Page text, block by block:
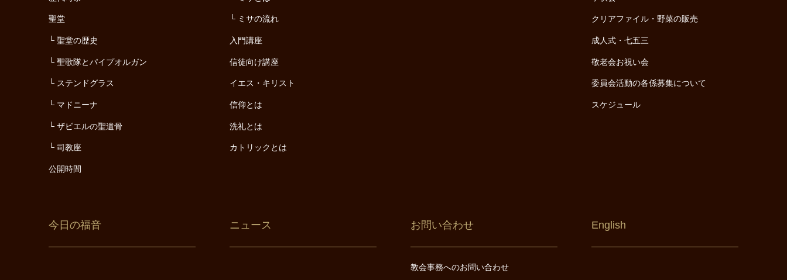
聖堂
聖堂の歴史
聖歌隊とパイプオルガン
ステンドグラス
マドニーナ
ザビエルの聖遺骨
司教座
公開時間
ミサの流れ
入門講座
信徒向け講座
イエス・キリスト
信仰とは
洗礼とは
カトリックとは
クリアファイル・野菜の販売
成人式・七五三
敬老会お祝い会
委員会活動の各係募集について
スケジュール
今日の福音 ニュース お問い合わせ
教会事務へのお問い合わせ
English